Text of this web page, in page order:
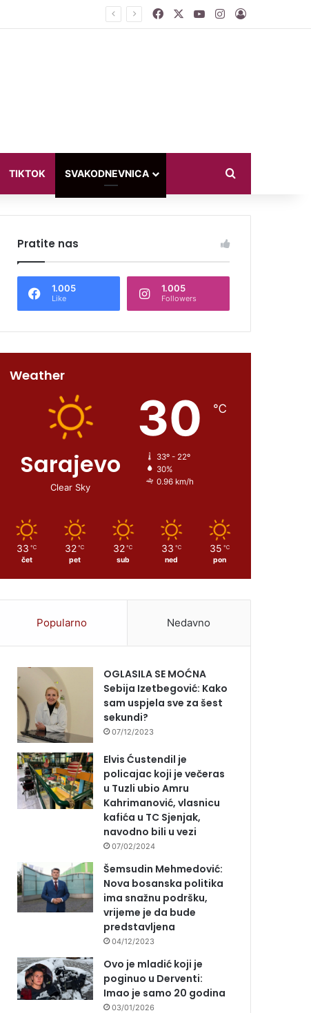
otići” FacebookYouTubeInstagram
Log In
TIKTOK SVAKODNEVNICA
Pratite nas
1.005
Like
1.005
Followers
Weather
Sarajevo
Clear Sky
30 ℃
33º - 22º
30%
0.96 km/h
33 ℃
čet
32 ℃
pet
32 ℃
sub
33 ℃
ned
35 ℃
pon
Popularno Nedavno
OGLASILA SE MOĆNA
Sebija Izetbegović: Kako
sam uspjela sve za šest
sekundi?
07/12/2023
Elvis Ćustendil je
policajac koji je večeras
u Tuzli ubio Amru
Kahrimanović, vlasnicu
kafića u TC Sjenjak,
navodno bili u vezi
07/02/2024
Šemsudin Mehmedović:
Nova bosanska politika
ima snažnu podršku,
vrijeme je da bude
predstavljena
04/12/2023
Ovo je mladić koji je
poginuo u Derventi:
Imao je samo 20 godina
03/01/2026